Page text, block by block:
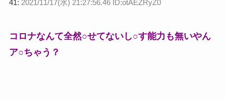
41: 2021/11/17(水) 21:27:56.46 ID:otAEZRyZ0
コロナなんて全然○せてないし○す能力も無いやん
ア○ちゃう？